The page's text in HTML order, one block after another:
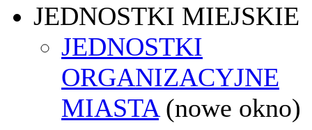
JEDNOSTKI MIEJSKIE
JEDNOSTKI
ORGANIZACYJNE
MIASTA (nowe okno)